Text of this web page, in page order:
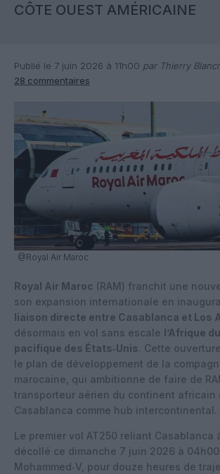
CÔTE OUEST AMÉRICAINE
Publié le 7 juin 2026 à 11h00 par Thierry
28 commentaires
@Royal Air Maroc
Royal Air Maroc (RAM) franchit une
son expansion internationale en
liaison directe entre Casablanca et Los
désormais en vol sans escale l’Afrique
pacifique des États‑Unis. Cette
le plan de développement de la
marocaine, qui ambitionne de faire de
transporteur aérien du continent africain
Casablanca comme hub intercontinental.
Le premier vol AT250 reliant Casablanca
décollé ce dimanche 7 juin 2026 à 04h00
Mohammed‑V, pour douze heures de